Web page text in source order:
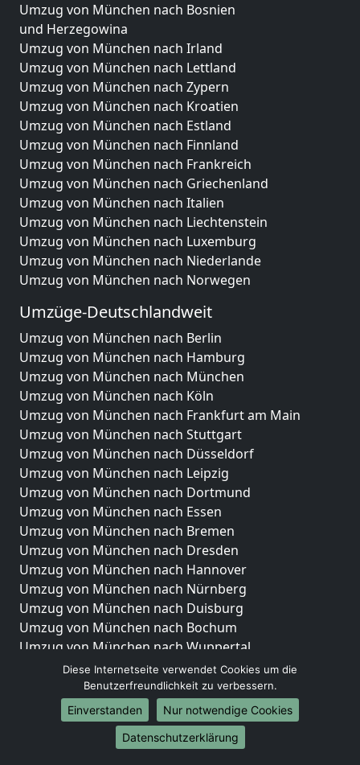
Umzug von München nach Bosnien
und Herzegowina
Umzug von München nach Irland
Umzug von München nach Lettland
Umzug von München nach Zypern
Umzug von München nach Kroatien
Umzug von München nach Estland
Umzug von München nach Finnland
Umzug von München nach Frankreich
Umzug von München nach Griechenland
Umzug von München nach Italien
Umzug von München nach Liechtenstein
Umzug von München nach Luxemburg
Umzug von München nach Niederlande
Umzug von München nach Norwegen
Umzüge-Deutschlandweit
Umzug von München nach Berlin
Umzug von München nach Hamburg
Umzug von München nach München
Umzug von München nach Köln
Umzug von München nach Frankfurt am Main
Umzug von München nach Stuttgart
Umzug von München nach Düsseldorf
Umzug von München nach Leipzig
Umzug von München nach Dortmund
Umzug von München nach Essen
Umzug von München nach Bremen
Umzug von München nach Dresden
Umzug von München nach Hannover
Umzug von München nach Nürnberg
Umzug von München nach Duisburg
Umzug von München nach Bochum
Umzug von München nach Wuppertal
Umzug von München nach Bielefeld
Umzug von München nach Bonn
Umzug von München nach Münster
Internationale-Umzüge
Diese Internetseite verwendet Cookies um die
Benutzerfreundlichkeit zu verbessern.
Einverstanden
Nur notwendige Cookies
Datenschutzerklärung